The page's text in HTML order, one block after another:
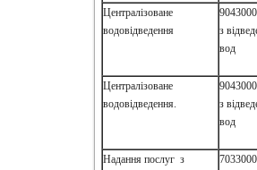
Централізоване
водовідведення
з
вод
Централізоване
водовідведення.
з
вод
Надання послуг з